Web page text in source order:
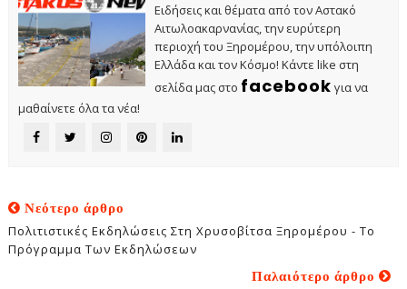
Ειδήσεις και θέματα από τον Αστακό
Αιτωλοακαρνανίας, την ευρύτερη
περιοχή του Ξηρομέρου, την υπόλοιπη
Ελλάδα και τον Κόσμο! Κάντε like στη
σελίδα μας στο facebook για να
μαθαίνετε όλα τα νέα!
Νεότερο άρθρο
Πολιτιστικές Εκδηλώσεις Στη Χρυσοβίτσα Ξηρομέρου - Το
Πρόγραμμα Των Εκδηλώσεων
Παλαιότερο άρθρο